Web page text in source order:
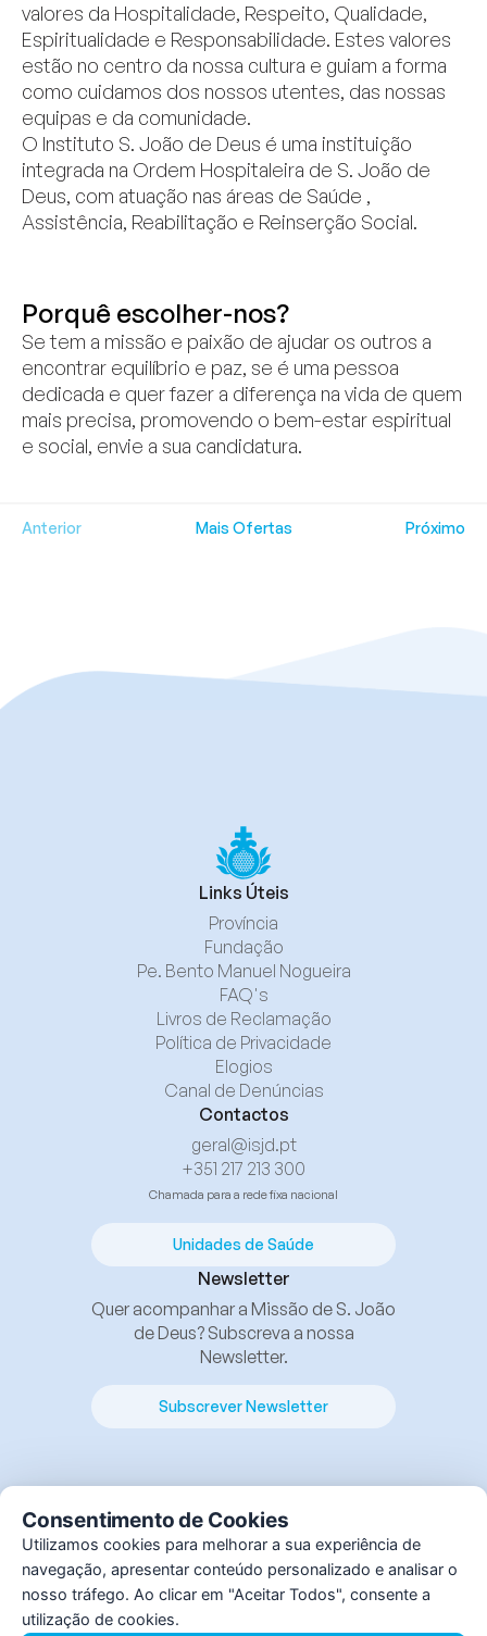
valores da Hospitalidade, Respeito, Qualidade,
Espiritualidade e Responsabilidade. Estes valores
estão no centro da nossa cultura e guiam a forma
como cuidamos dos nossos utentes, das nossas
equipas e da comunidade.
O Instituto S. João de Deus é uma instituição
integrada na Ordem Hospitaleira de S. João de
Deus, com atuação nas áreas de Saúde ,
Assistência, Reabilitação e Reinserção Social.
Porquê escolher-nos?
Se tem a missão e paixão de ajudar os outros a
encontrar equilíbrio e paz, se é uma pessoa
dedicada e quer fazer a diferença na vida de quem
mais precisa, promovendo o bem-estar espiritual
e social, envie a sua candidatura.
Anterior Mais Ofertas Próximo
Links Úteis
Província
Fundação
Pe. Bento Manuel Nogueira
FAQ's
Livros de Reclamação
Política de Privacidade
Elogios
Canal de Denúncias
Contactos
geral@isjd.pt
+351 217 213 300
Chamada para a rede fixa nacional
Unidades de Saúde
Newsletter
Quer acompanhar a Missão de S. João
de Deus? Subscreva a nossa
Newsletter.
Subscrever Newsletter
© Instituto S. João de Deus, 2025. Todos os direitos
Consentimento de Cookies
Utilizamos cookies para melhorar a sua experiência de
navegação, apresentar conteúdo personalizado e analisar o
nosso tráfego. Ao clicar em "Aceitar Todos", consente a
utilização de cookies.